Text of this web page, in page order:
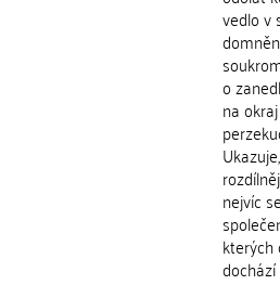
vedlo v
o
na
nejvíc
kterých